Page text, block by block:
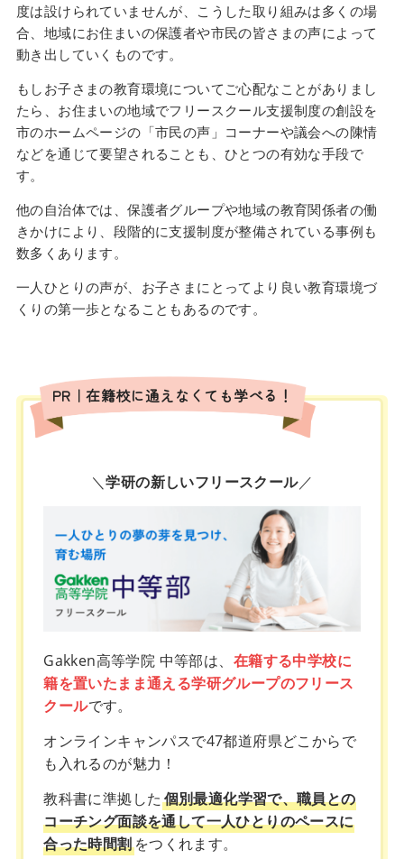
度は設けられていませんが、こうした取り組みは多くの場
合、地域にお住まいの保護者や市民の皆さまの声によって
動き出していくものです。
もしお子さまの教育環境についてご心配なことがありまし
たら、お住まいの地域でフリースクール支援制度の創設を
市のホームページの「市民の声」コーナーや議会への陳情
などを通じて要望されることも、ひとつの有効な手段で
す。
他の自治体では、保護者グループや地域の教育関係者の働
きかけにより、段階的に支援制度が整備されている事例も
数多くあります。
一人ひとりの声が、お子さまにとってより良い教育環境づ
くりの第一歩となることもあるのです。
PR｜在籍校に通えなくても学べる！
＼学研の新しいフリースクール／
Gakken高等学院 中等部は、 在籍する中学校に
籍を置いたまま通える学研グループのフリース
クールです。
オンラインキャンパスで47都道府県どこからで
も入れるのが魅力！
教科書に準拠した 個別最適化学習で、職員との
コーチング面談を通して一人ひとりのペースに
合った時間割をつくれます。